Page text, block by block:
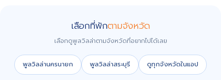
เลือกที่พักตามจังหวัด
เลือกดูพูลวิลล่าตามจังหวัดที่อยากไปได้เลย
พูลวิลล่านครนายก พูลวิลล่าสระบุรี ดูทุกจังหวัดในแอป